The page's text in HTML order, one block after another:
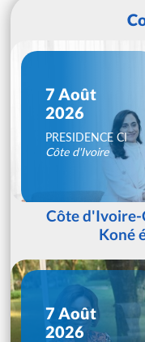
7 Août
2026
PRESIDENCE CI
Côte d'Ivoire
Côte d'Ivoire-
Koné
7 Août
2026